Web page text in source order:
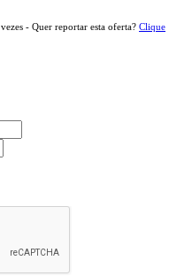
vezes - Quer reportar esta oferta? Clique